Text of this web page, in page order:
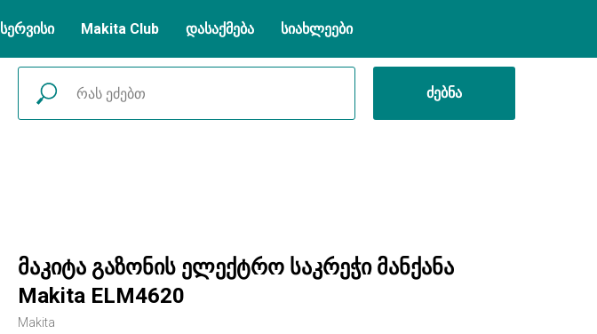
სერვისი Makita Club დასაქმება სიახლეები
ძებნა
მაკიტა გაზონის ელექტრო საკრეჭი მანქანა
Makita ELM4620
Makita